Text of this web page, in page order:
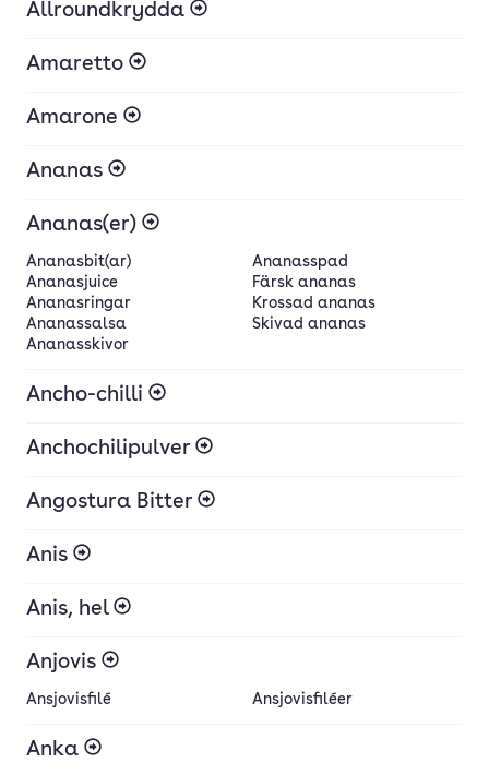
Allroundkrydda
Amaretto
Amarone
Ananas
Ananas(er)
Ananasbit(ar)
Ananasjuice
Ananasringar
Ananassalsa
Ananasskivor
Ananasspad
Färsk ananas
Krossad ananas
Skivad ananas
Ancho-chilli
Anchochilipulver
Angostura Bitter
Anis
Anis, hel
Anjovis
Ansjovisfilé Ansjovisfiléer
Anka